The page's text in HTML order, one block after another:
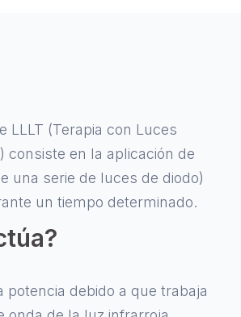
LLLT (Terapia con Luces
consiste en la aplicación de
una serie de luces de diodo)
un tiempo determinado.
potencia debido a que trabaja